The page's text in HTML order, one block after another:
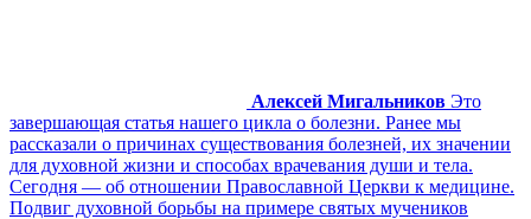
Алексей Мигальников Это
завершающая статья нашего цикла о болезни. Ранее мы
рассказали о причинах существования болезней, их значении
для духовной жизни и способах врачевания души и тела.
Сегодня — об отношении Православной Церкви к медицине.
Подвиг духовной борьбы на примере святых мучеников